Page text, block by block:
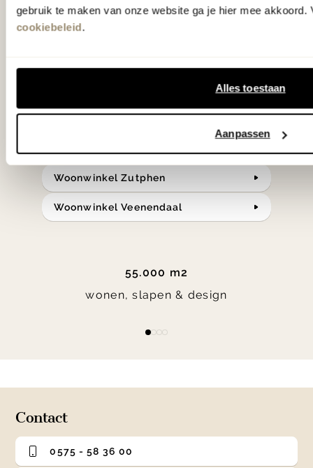
gebruik te maken van onze website ga je hier mee akkoord.
cookiebeleid.
Alles toestaan
Aanpassen
slaap- en designcollecties
samengesteld met de mooiste
Bekijk onze openingstijden en
Woonwinkel Zutphen
Woonwinkel Veenendaal
55.000 m2
wonen, slapen & design
Contact
0575 - 58 36 00